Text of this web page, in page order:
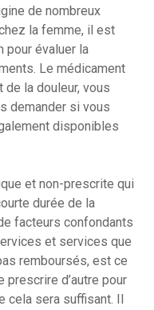
de nombreux
la femme, il est
pour évaluer la
Le médicament
la douleur, vous
demander si vous
disponibles
et non-prescrite qui
durée de la
facteurs confondants
et services que
remboursés, est ce
prescrire d’autre pour
cela sera suffisant. Il